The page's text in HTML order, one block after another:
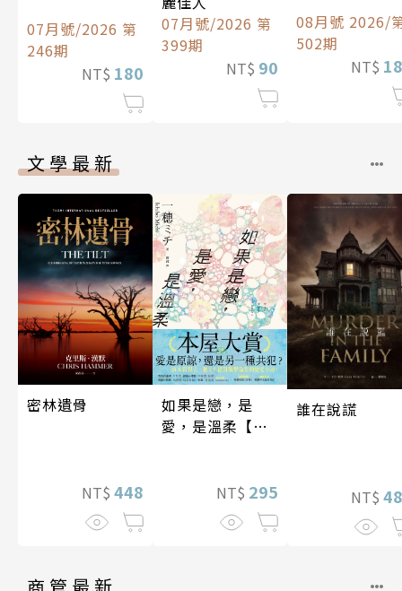
07月號/2026 第
246期
NT$ 180
07月號/2026 第
399期
NT$ 90
08月號 2026/
502期
NT$
文學最新
密林遺骨
NT$ 448
如果是戀，是
愛，是溫柔【限
NT$ 295
誰在說謊
NT$
商管最新